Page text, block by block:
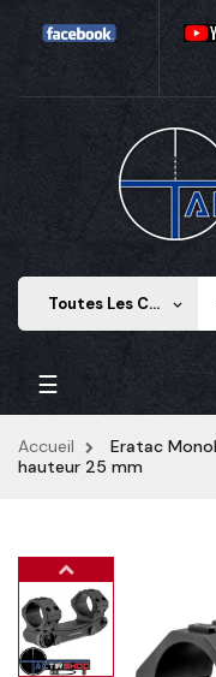
Toutes Les Catégories keyboard_arrow_down
Basculer
la
☰
Accueil
Eratac
hauteur 25 mm